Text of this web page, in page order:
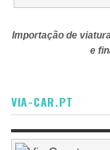
Importação de
e
VIA-CAR.PT